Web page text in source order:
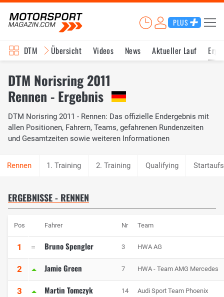
PLUS
DTM Übersicht Videos News Aktueller Lauf
DTM Norisring 2011
Rennen - Ergebnis
DTM Norisring 2011 - Rennen: Das offizielle Endergebnis mit
allen Positionen, Fahrern, Teams, gefahrenen Rundenzeiten
und Gesamtzeiten sowie weiteren Informationen
1. Training 2. Training Qualifying
ERGEBNISSE - RENNEN
Pos Fahrer Nr Team
1 Bruno Spengler 3 HWA AG
2 Jamie Green 7 HWA - Team AMG Mercedes
3 Martin Tomczyk 14 Audi Sport Team Phoenix